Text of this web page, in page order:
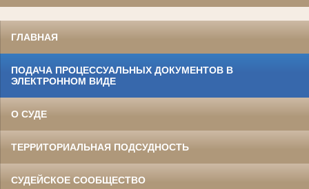
ГЛАВНАЯ
ПОДАЧА ПРОЦЕССУАЛЬНЫХ ДОКУМЕНТОВ В
ЭЛЕКТРОННОМ ВИДЕ
О СУДЕ
ТЕРРИТОРИАЛЬНАЯ ПОДСУДНОСТЬ
СУДЕЙСКОЕ СООБЩЕСТВО